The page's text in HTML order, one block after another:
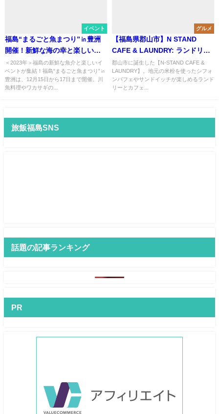
イベント
福島“まるごと魚まつり”㏌豊洲
開催！新鮮な海の幸と楽しいイ
ベントが満載
＜2023年＞福島の新鮮な魚介と楽しいイ
ベントが集結！福島“まるごと魚まつり”㏌
豊洲は、12月15日から17日まで開催。川
魚料理やワカサギの...
グルメ
【福島県郡山市】N STAND
CAFE & LAUNDRY: ランドリー
とカフェが一緒になってるから
待ち時間が楽しい
郡山市に誕生した【N-STAND CAFE &
LAUNDRY】。地元の米粉を使ったシフォ
ンパフェやサンドイッチが楽しめるランド
リーとカフェ...
旅飯福島SNS
話題の記事ランキング
PR